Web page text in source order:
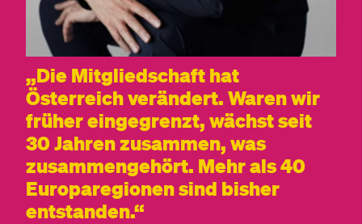
Die Mitgliedschaft hat
Österreich verändert. Waren wir
früher eingegrenzt, wächst seit
30 Jahren zusammen, was
zusammengehört. Mehr als 40
Europaregionen sind bisher
entstanden.